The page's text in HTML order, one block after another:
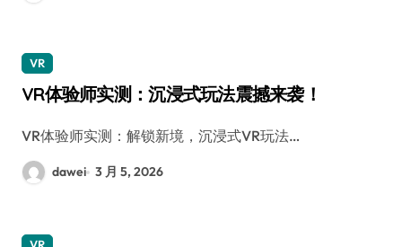
VR
VR体验师实测：沉浸式玩法震撼来袭！
VR体验师实测：解锁新境，沉浸式VR玩法…
dawei 3 月 5, 2026
VR